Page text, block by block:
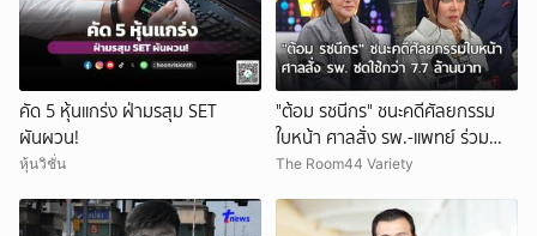
คัด 5 หุ้นแกร่ง ฝ่ามรสุม SET
ผันผวน!
หุ้นวิชั่น
"ต้อม รชนีกร" ชนะคดีศัลยกรรม
ใบหน้า ศาลสั่ง รพ.-แพทย์ ร่วม
ชดใช้กว่า 7.7 ล้านบาท
The Room44 Variety